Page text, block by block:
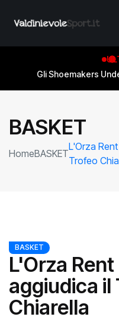
Gli Shoemakers
BASKET
HomeBASKET
L'Orza
Trofeo
BASKET
L'Orza
aggiudica il
Chiarella